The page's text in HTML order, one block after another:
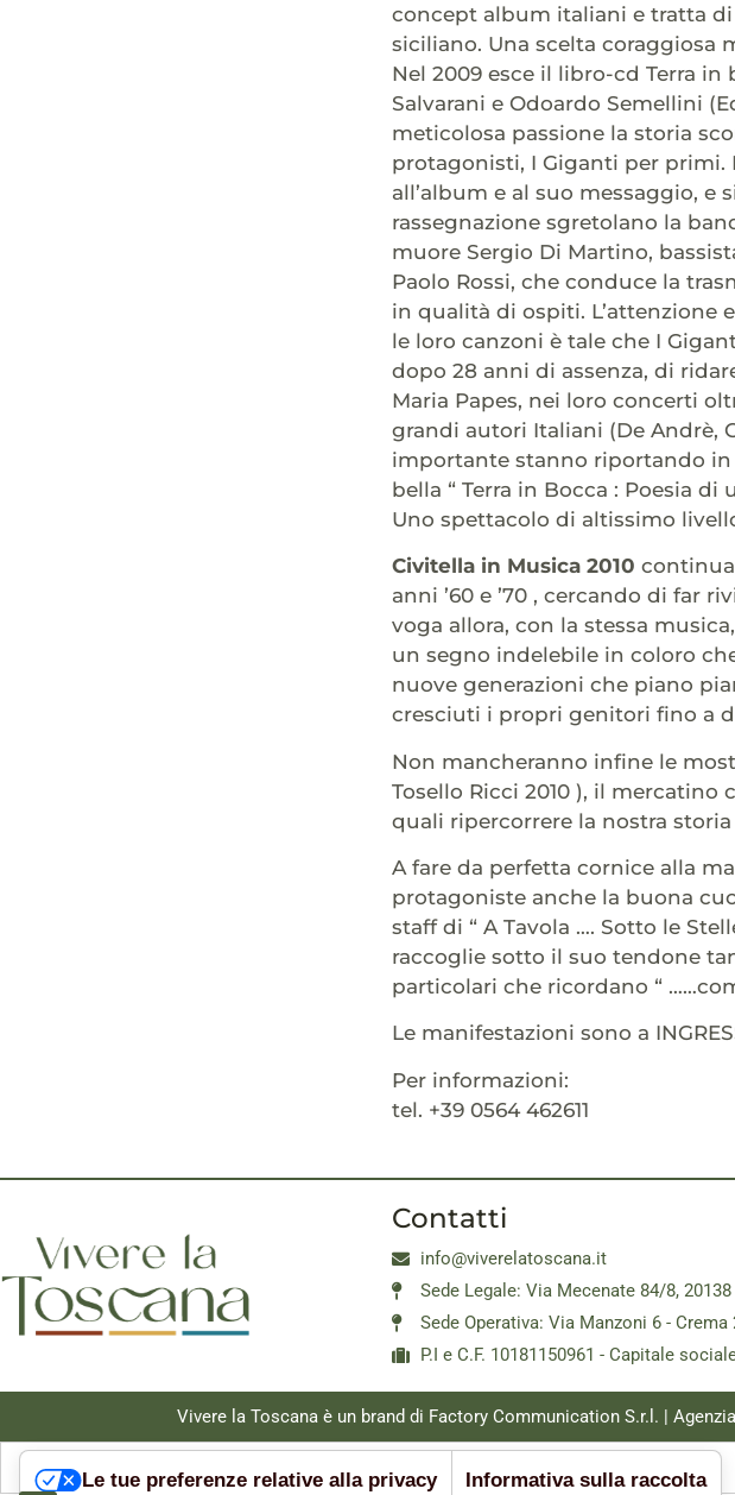
concept album italiani e tratta
siciliano. Una scelta coraggiosa
Nel 2009 esce il libro-cd Terra
Salvarani e Odoardo Semellini
meticolosa passione la storia
protagonisti, I Giganti per
all’album e al suo messaggio, e
rassegnazione sgretolano la
muore Sergio Di Martino,
Paolo Rossi, che conduce la
in qualità di ospiti. L’attenzione
le loro canzoni è tale che I
dopo 28 anni di assenza, di
Maria Papes, nei loro concerti
grandi autori Italiani (De Andrè,
importante stanno riportando in
bella “ Terra in Bocca : Poesia
Uno spettacolo di altissimo
Civitella in Musica 2010
anni ’60 e ’70 , cercando di far
voga allora, con la stessa
un segno indelebile in coloro
nuove generazioni che piano
cresciuti i propri genitori fino a
Non mancheranno infine le
Tosello Ricci 2010 ), il
quali ripercorrere la nostra
A fare da perfetta cornice alla
protagoniste anche la buona
staff di “ A Tavola …. Sotto le
raccoglie sotto il suo tendone
particolari che ricordano “
Le manifestazioni sono a
Per informazioni:
tel. +39 0564 462611
Contatti
info@viverelatoscana.it
Sede Legale: Via Mecenate 84/8,
Sede Operativa: Via Manzoni 6 - Crema
P.I e C.F. 10181150961 - Capitale
Vivere la Toscana è un brand di Factory Communication S.r.l. |
Le tue preferenze relative alla privacy Informativa sulla raccolta